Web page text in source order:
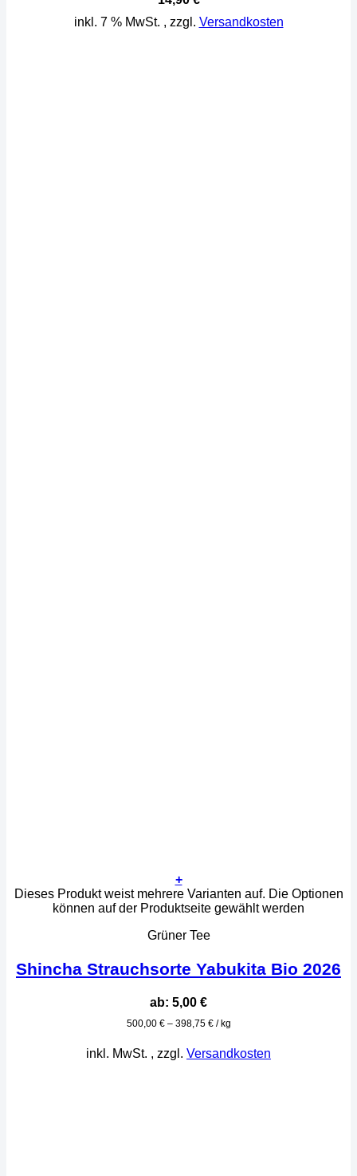
inkl. 7 % MwSt. , zzgl. Versandkosten
+
Dieses Produkt weist mehrere Varianten auf. Die Optionen
können auf der Produktseite gewählt werden
Grüner Tee
Shincha Strauchsorte Yabukita Bio 2026
ab: 5,00 €
500,00 €– 398,75 €/kg
inkl. MwSt. , zzgl. Versandkosten